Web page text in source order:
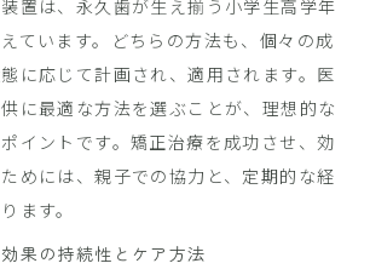
置は、永久歯が生え揃う小学生高学年
ています。どちらの方法も、個々の成
に応じて計画され、適用されます。医
に最適な方法を選ぶことが、理想的な
イントです。矯正治療を成功させ、効
めには、親子での協力と、定期的な経
ます。
果の持続性とケア方法